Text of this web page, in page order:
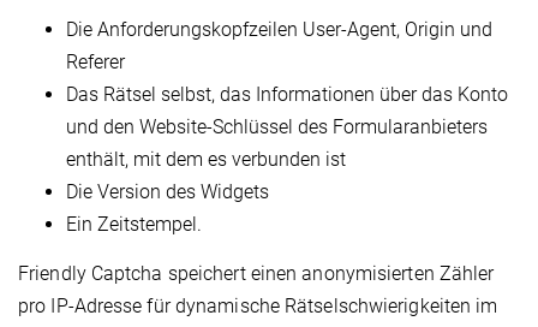
Die Anforderungskopfzeilen User-Agent, Origin und
Referer
Das Rätsel selbst, das Informationen über das Konto
und den Website-Schlüssel des Formularanbieters
enthält, mit dem es verbunden ist
Die Version des Widgets
Ein Zeitstempel.
Friendly Captcha speichert einen anonymisierten Zähler
pro IP-Adresse für dynamische Rätselschwierigkeiten im